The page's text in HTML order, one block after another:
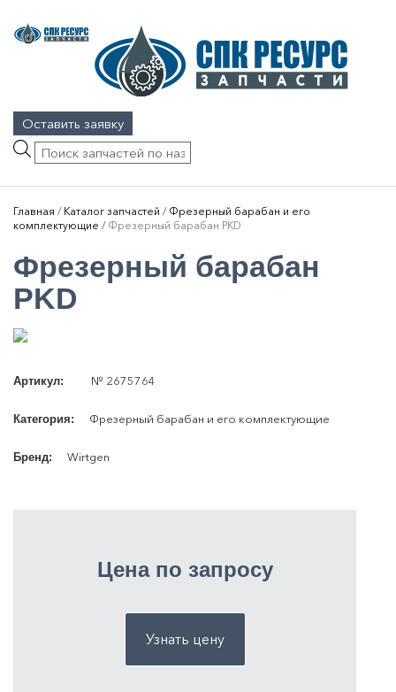
Оставить заявку
Поиск
товаров
Главная / Каталог запчастей / Фрезерный барабан и его
комплектующие / Фрезерный барабан PKD
Фрезерный барабан
PKD
Артикул: № 2675764
Категория: Фрезерный барабан и его комплектующие
Бренд: Wirtgen
Цена по запросу
Узнать цену